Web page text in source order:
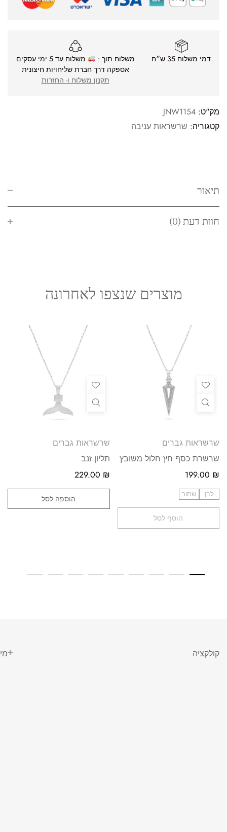
דמי משלוח 35 ש״ח משלוח תוך :
משלוח עד 5 ימי עסקים
אספקה דרך חברת שליחויות חיצונית
תקנון משלוח ו- החזרות
מק"ט: JNW1154
קטגוריה: שרשראות עניבה
תיאור
חוות דעת (0)
מוצרים שנצפו לאחרונה
שרשראות גברים
שרשרת כסף חץ חלול משובץ
199.00 ₪
לבן שחור
הוסף לסל
שרשראות גברים
תליון זנב
229.00 ₪
הוספה לסל
קולקציה